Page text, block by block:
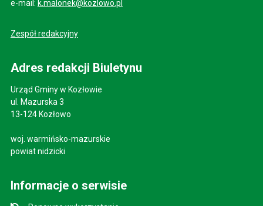
e-mail: k.malonek@kozlowo.pl
Zespół redakcyjny
Adres redakcji Biuletynu
Urząd Gminy w Kozłowie
ul. Mazurska 3
13-124 Kozłowo
woj. warmińsko-mazurskie
powiat nidzicki
Informacje o serwisie